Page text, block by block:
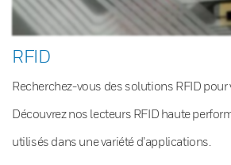
RFID
Recherchez-vous des solutions RFID pour
Découvrez nos lecteurs RFID haute
utilisés dans une variété d’applications.